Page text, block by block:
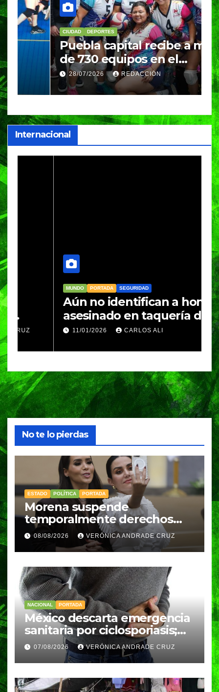
CIUDAD DEPORTES
Puebla capital recibe a más
de 730 equipos en el
Festival Máster de Voleibol
28/07/2026 REDACCIÓN
Internacional
PORTADA SEGURIDAD
Aún no identifican a hombre
asesinado en taquería de
Amozoc
11/01/2026 CARLOS ALI
No te lo pierdas
ESTADO POLÍTICA PORTADA
Morena suspende
temporalmente derechos
partidarios de Nayeli Salvatori
y Graciela Palomares
08/08/2026 VERÓNICA ANDRADE CRUZ
NACIONAL PORTADA
México descarta emergencia
sanitaria por ciclosporiasis;
reportan 33 casos en dos
meses
07/08/2026 VERÓNICA ANDRADE CRUZ